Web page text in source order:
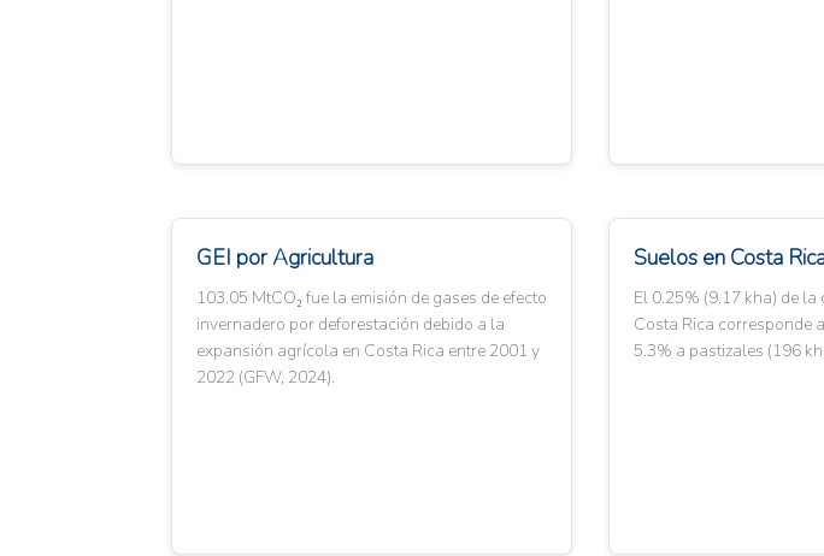
GEI por Agricultura
103.05 MtCO₂ fue la emisión de gases de efecto
invernadero por deforestación debido a la
expansión agrícola en Costa Rica entre 2001 y
2022 (GFW, 2024).
Suelos en Costa
El 0.25% (9.17 kha) de
Costa Rica corresponde
5.3% a pastizales (196